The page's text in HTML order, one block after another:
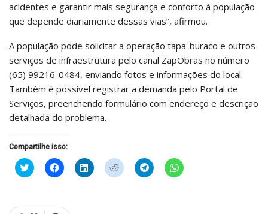
acidentes e garantir mais segurança e conforto à população
que depende diariamente dessas vias”, afirmou.
A população pode solicitar a operação tapa-buraco e outros
serviços de infraestrutura pelo canal ZapObras no número
(65) 99216-0484, enviando fotos e informações do local.
Também é possível registrar a demanda pelo Portal de
Serviços, preenchendo formulário com endereço e descrição
detalhada do problema.
Compartilhe isso:
Clique
para
em
Clique
para
em
Clique
para
Clique
para
Clique
para
Clique
para